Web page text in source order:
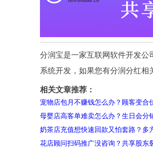
分润宝是一家互联网软件开发公
系统开发，如果您有分润分红相
相关文章推荐：
宠物店包月不赚钱怎么办？顾客变合
母婴店高客单难卖怎么办？生日会分
奶茶店充值想快速回款又怕套路？多
花店顾问扫码推广没咨询？共享股东